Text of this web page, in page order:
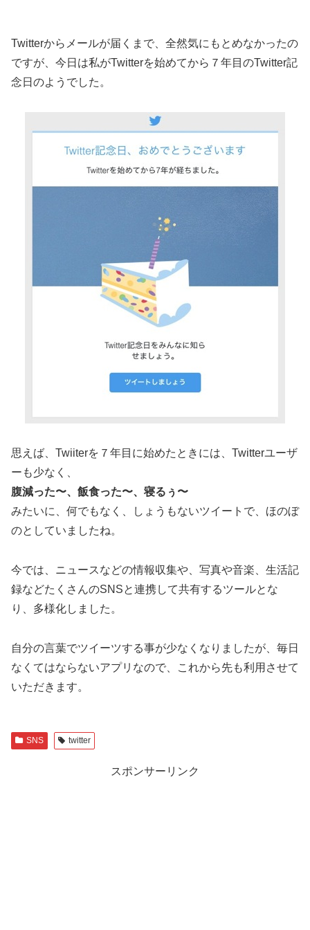
Twitterからメールが届くまで、全然気にもとめなかったの
ですが、今日は私がTwitterを始めてから７年目のTwitter記
念日のようでした。
思えば、Twiiterを７年目に始めたときには、Twitterユーザ
ーも少なく、
腹減った〜、飯食った〜、寝るぅ〜
みたいに、何でもなく、しょうもないツイートで、ほのぼ
のとしていましたね。
今では、ニュースなどの情報収集や、写真や音楽、生活記
録などたくさんのSNSと連携して共有するツールとな
り、多様化しました。
自分の言葉でツイーツする事が少なくなりましたが、毎日
なくてはならないアプリなので、これから先も利用させて
いただきます。
SNS twitter
スポンサーリンク